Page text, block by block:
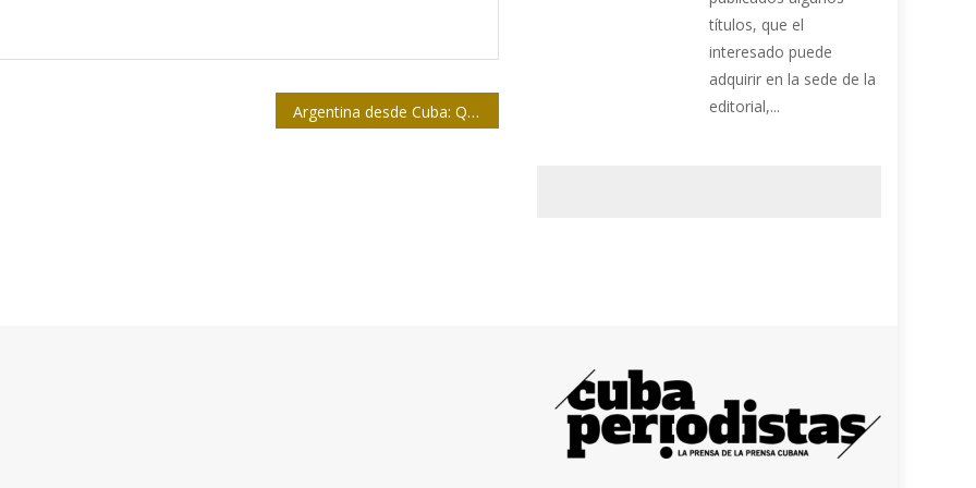
Argentina desde Cuba: Qué ven cuando nos ven
títulos, que el
interesado puede
adquirir en la sede de la
editorial,...